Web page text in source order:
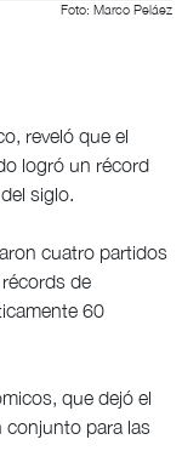
Foto: Marco Peláez
reveló que el
logró un récord
siglo.
cuatro partidos
de
60
que dejó el
conjunto para las